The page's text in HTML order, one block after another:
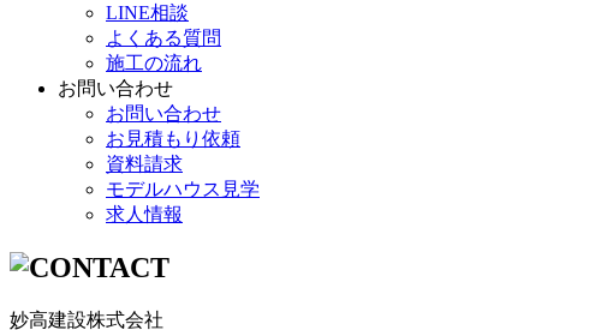
LINE相談
よくある質問
施工の流れ
お問い合わせ
お問い合わせ
お見積もり依頼
資料請求
モデルハウス見学
求人情報
妙高建設株式会社